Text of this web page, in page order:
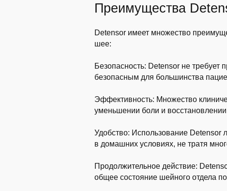
Преимущества
Detensor имеет множество
шее:
Безопасность: Detensor не требует
безопасным для большинства
Эффективность: Множество
уменьшении боли и
Удобство: Использование Detensor
в домашних условиях, не тратя
Продолжительное действие:
общее состояние шейного отдела